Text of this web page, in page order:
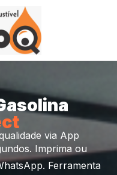
via App
Imprima ou
Ferramenta